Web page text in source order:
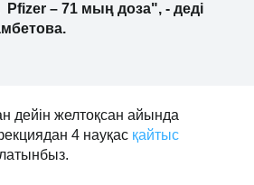
– 71 мың доза", - деді
дейін желтоқсан айында
4 науқас қайтыс